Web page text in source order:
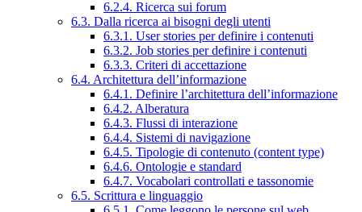
6.2.4. Ricerca sui forum
6.3. Dalla ricerca ai bisogni degli utenti
6.3.1. User stories per definire i contenuti
6.3.2. Job stories per definire i contenuti
6.3.3. Criteri di accettazione
6.4. Architettura dell’informazione
6.4.1. Definire l’architettura dell’informazione
6.4.2. Alberatura
6.4.3. Flussi di interazione
6.4.4. Sistemi di navigazione
6.4.5. Tipologie di contenuto (content type)
6.4.6. Ontologie e standard
6.4.7. Vocabolari controllati e tassonomie
6.5. Scrittura e linguaggio